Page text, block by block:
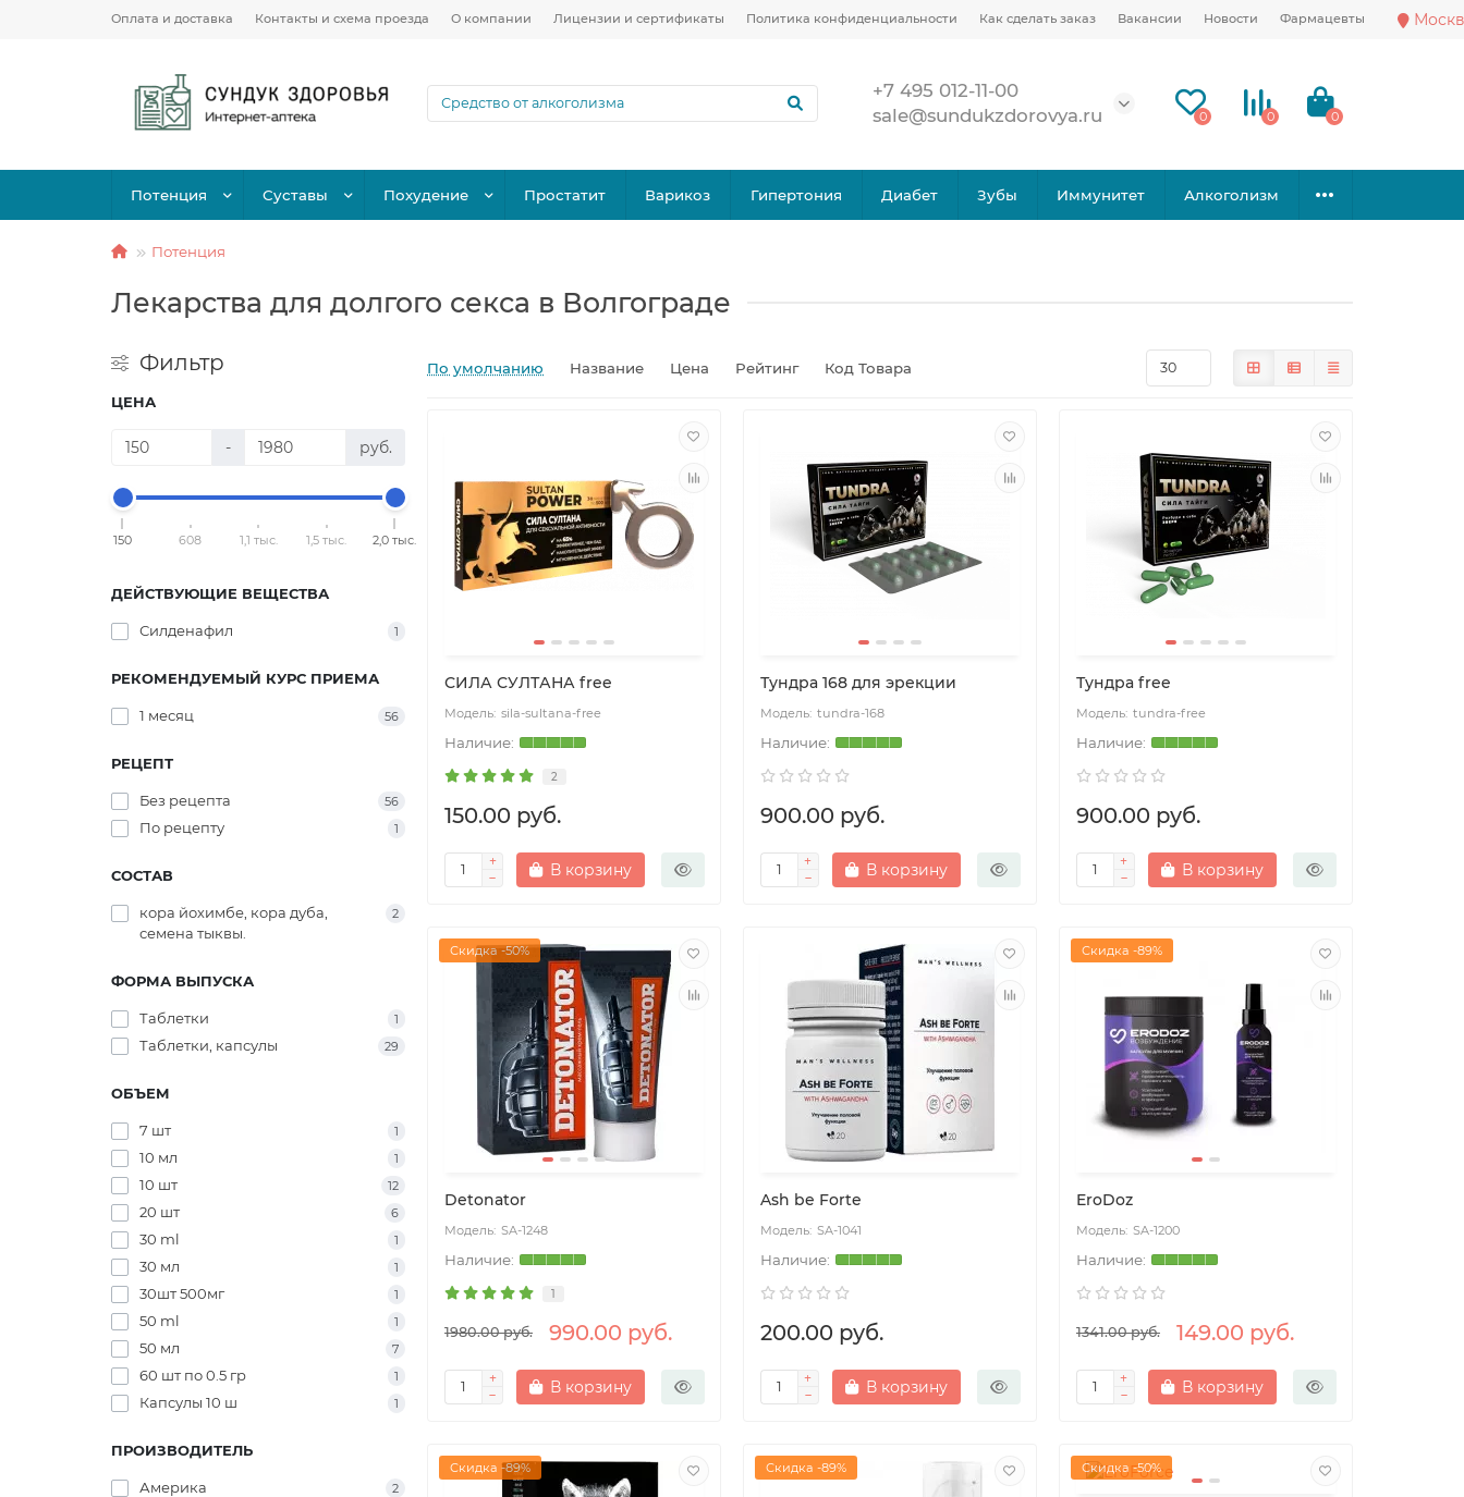
Оплата и доставка Контакты и схема проезда О компании Лицензии и сертификаты Политика конфиденциальности Как сделать заказ Вакансии Новости Фармацевты
+7 495 012-11-00
sale@sundukzdorovya.ru
0 0 0
Потенция Суставы Похудение Простатит Варикоз Гипертония Диабет Зубы Иммунитет Алкоголизм
Потенция
Лекарства для долгого секса в Волгограде
Фильтр
ЦЕНА
- руб.
150 608 1,1 тыс. 1,5 тыс. 2,0 тыс.
ДЕЙСТВУЮЩИЕ ВЕЩЕСТВА
Силденафил 1
РЕКОМЕНДУЕМЫЙ КУРС ПРИЕМА
1 месяц 56
РЕЦЕПТ
Без рецепта 56
По рецепту 1
СОСТАВ
кора йохимбе, кора дуба,
семена тыквы.
2
ФОРМА ВЫПУСКА
Таблетки 1
Таблетки, капсулы 29
ОБЪЕМ
7 шт 1
10 мл 1
10 шт 12
20 шт 6
30 ml 1
30 мл 1
30шт 500мг 1
50 ml 1
50 мл 7
60 шт по 0.5 гр 1
Капсулы 10 ш 1
ПРОИЗВОДИТЕЛЬ
Америка 2
По умолчанию Название Цена Рейтинг Код Товара
СИЛА СУЛТАНА free
sila-sultana-free
2
150.00 руб.
В корзину
Тундра 168 для эрекции
tundra-168
900.00 руб.
В корзину
Тундра free
tundra-free
900.00 руб.
В корзину
Скидка -50%
Detonator
SA-1248
1
1980.00 руб. 990.00 руб.
В корзину
Ash be Forte
SA-1041
200.00 руб.
В корзину
Скидка -89%
EroDoz
SA-1200
1341.00 руб. 149.00 руб.
В корзину
Скидка -89% Скидка -89% Скидка -50%